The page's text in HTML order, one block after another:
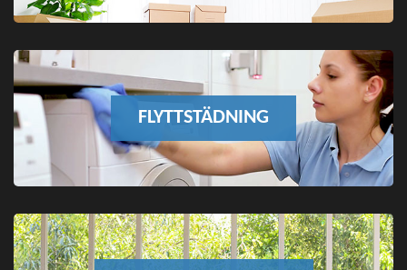
FLYTTSTÄDNING